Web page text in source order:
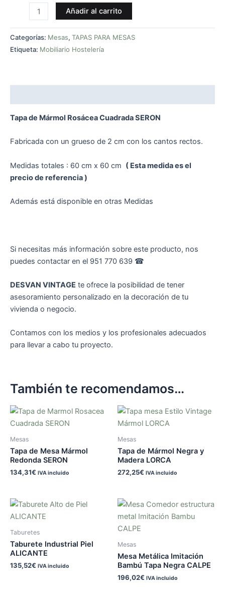
Añadir al carrito
Categorías: Mesas, TAPAS PARA MESAS
Etiqueta: Mobiliario Hostelería
Tapa de Mármol Rosácea Cuadrada SERON
Fabricada con un grueso de 2 cm con los cantos rectos.
Medidas totales : 60 cm x 60 cm ( Esta medida es el
precio de referencia )
Además está disponible en otras Medidas
Si necesitas más información sobre este producto, nos
puedes contactar en el 951 770 639 ☎︎
DESVAN VINTAGE te ofrece la posibilidad de tener
asesoramiento personalizado en la decoración de tu
vivienda o negocio.
Contamos con los medios y los profesionales adecuados
para llevar a cabo tu proyecto.
También te recomendamos…
Mesas
Tapa de Mesa Mármol
Redonda SERON
134,31€ IVA incluido
Mesas
Tapa de Mármol Negra y
Madera LORCA
272,25€ IVA incluido
Taburetes
Taburete Industrial Piel
ALICANTE
135,52€ IVA incluido
Mesas
Mesa Metálica Imitación
Bambú Tapa Negra CALPE
196,02€ IVA incluido